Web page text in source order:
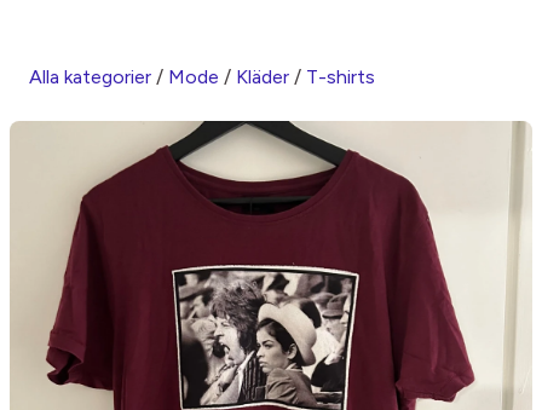
Alla kategorier / Mode / Kläder / T-shirts